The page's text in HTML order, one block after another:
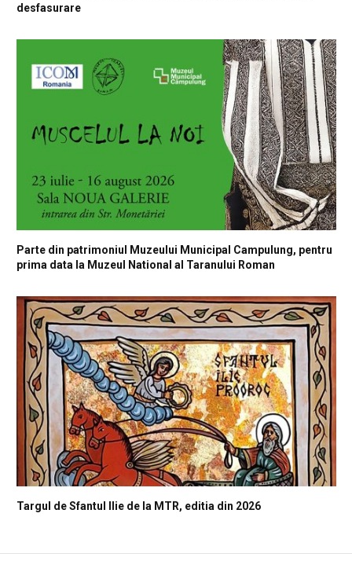
desfasurare
Parte din patrimoniul Muzeului Municipal Campulung, pentru
prima data la Muzeul National al Taranului Roman
Targul de Sfantul Ilie de la MTR, editia din 2026